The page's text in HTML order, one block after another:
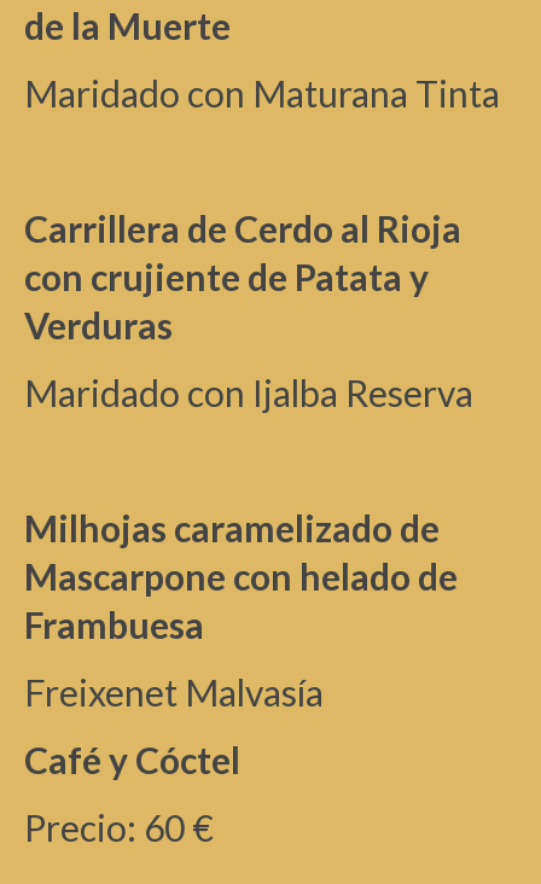
de la Muerte
Maridado con Maturana Tinta
Carrillera de Cerdo al Rioja
con crujiente de Patata y
Verduras
Maridado con Ijalba Reserva
Milhojas caramelizado de
Mascarpone con helado de
Frambuesa
Freixenet Malvasía
Café yCóctel
Precio: 60 €